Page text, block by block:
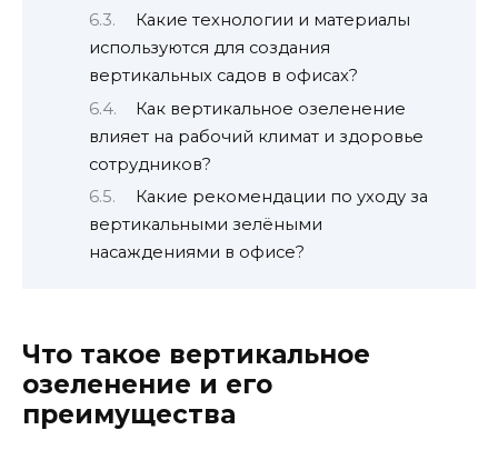
Какие технологии и материалы
используются для создания
вертикальных садов в офисах?
Как вертикальное озеленение
влияет на рабочий климат и здоровье
сотрудников?
Какие рекомендации по уходу за
вертикальными зелёными
насаждениями в офисе?
Что такое вертикальное
озеленение и его
преимущества